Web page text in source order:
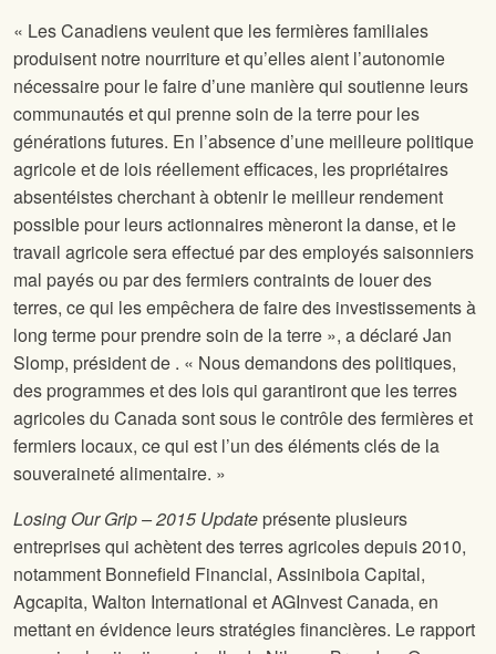
« Les Canadiens veulent que les fermières familiales
produisent notre nourriture et qu’elles aient l’autonomie
nécessaire pour le faire d’une manière qui soutienne leurs
communautés et qui prenne soin de la terre pour les
générations futures. En l’absence d’une meilleure politique
agricole et de lois réellement efficaces, les propriétaires
absentéistes cherchant à obtenir le meilleur rendement
possible pour leurs actionnaires mèneront la danse, et le
travail agricole sera effectué par des employés saisonniers
mal payés ou par des fermiers contraints de louer des
terres, ce qui les empêchera de faire des investissements à
long terme pour prendre soin de la terre », a déclaré Jan
Slomp, président de . « Nous demandons des politiques,
des programmes et des lois qui garantiront que les terres
agricoles du Canada sont sous le contrôle des fermières et
fermiers locaux, ce qui est l’un des éléments clés de la
souveraineté alimentaire. »
Losing Our Grip – 2015 Updateprésente plusieurs
entreprises qui achètent des terres agricoles depuis 2010,
notamment Bonnefield Financial, Assiniboia Capital,
Agcapita, Walton International et AGInvest Canada, en
mettant en évidence leurs stratégies financières. Le rapport